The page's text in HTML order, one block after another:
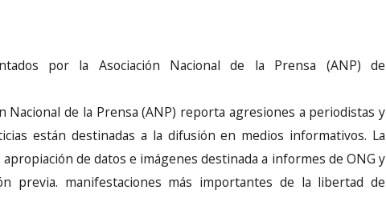
por la Asociación Nacional de la Prensa (ANP) de
Nacional de la Prensa (ANP) reporta agresiones a periodistas y
están destinadas a la difusión en medios informativos. La
de datos e imágenes destinada a informes de ONG y
previa. manifestaciones más importantes de la libertad de